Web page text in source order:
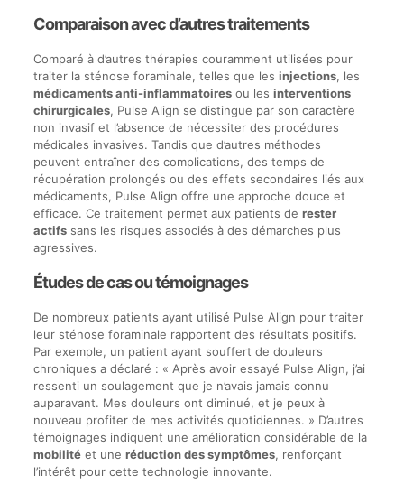
Comparaison avec d’autres traitements
Comparé à d’autres thérapies couramment utilisées pour
traiter la sténose foraminale, telles que les injections, les
médicaments anti-inflammatoiresou les interventions
chirurgicales, Pulse Align se distingue par son caractère
non invasif et l’absence de nécessiter des procédures
médicales invasives. Tandis que d’autres méthodes
peuvent entraîner des complications, des temps de
récupération prolongés ou des effets secondaires liés aux
médicaments, Pulse Align offre une approche douce et
efficace. Ce traitement permet aux patients de rester
actifssans les risques associés à des démarches plus
agressives.
Études de cas ou témoignages
De nombreux patients ayant utilisé Pulse Align pour traiter
leur sténose foraminale rapportent des résultats positifs.
Par exemple, un patient ayant souffert de douleurs
chroniques a déclaré : « Après avoir essayé Pulse Align, j’ai
ressenti un soulagement que je n’avais jamais connu
auparavant. Mes douleurs ont diminué, et je peux à
nouveau profiter de mes activités quotidiennes. » D’autres
témoignages indiquent une amélioration considérable de la
mobilitéet une réduction des symptômes, renforçant
l’intérêt pour cette technologie innovante.